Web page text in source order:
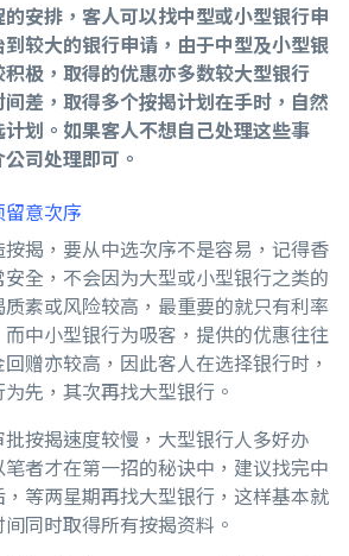
安排，客人可以找中型或小型银行申
较大的银行申请，由于中型及小型银
极，取得的优惠亦多数较大型银行
差，取得多个按揭计划在手时，自然
划。如果客人不想自己处理这些事
司处理即可。
意次序
揭，要从中选次序不是容易，记得香
全，不会因为大型或小型银行之类的
素或风险较高，最重要的就只有利率
中小型银行为吸客，提供的优惠往往
赠亦较高，因此客人在选择银行时，
先，其次再找大型银行。
按揭速度较慢，大型银行人多好办
者才在第一招的秘诀中，建议找完中
等两星期再找大型银行，这样基本就
同时取得所有按揭资料。